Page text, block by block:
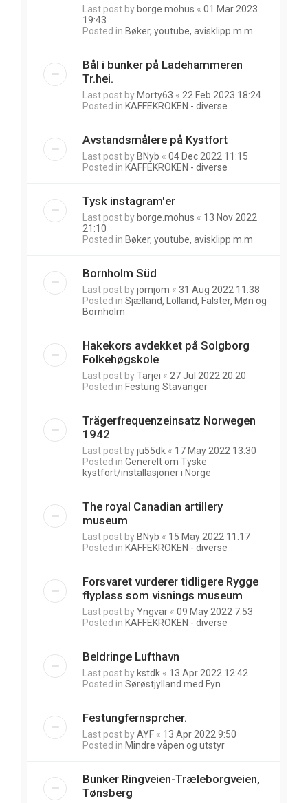
Last post by borge.mohus « 01 Mar 2023
19:43
Posted in Bøker, youtube, avisklipp m.m
Bål i bunker på Ladehammeren
Tr.hei.
Last post by Morty63 « 22 Feb 2023 18:24
Posted in KAFFEKROKEN - diverse
Avstandsmålere på Kystfort
Last post by BNyb « 04 Dec 2022 11:15
Posted in KAFFEKROKEN - diverse
Tysk instagram'er
Last post by borge.mohus « 13 Nov 2022
21:10
Posted in Bøker, youtube, avisklipp m.m
Bornholm Süd
Last post byjomjom « 31 Aug 2022 11:38
Posted in Sjælland, Lolland, Falster, Møn og
Bornholm
Hakekors avdekket på Solgborg
Folkehøgskole
Last post byTarjei « 27 Jul 2022 20:20
Posted in Festung Stavanger
Trägerfrequenzeinsatz Norwegen
1942
Last post byju55dk « 17 May 2022 13:30
Posted in Generelt om Tyske
kystfort/installasjoner i Norge
The royal Canadian artillery
museum
Last post by BNyb « 15 May 2022 11:17
Posted in KAFFEKROKEN - diverse
Forsvaret vurderer tidligere Rygge
flyplass som visnings museum
Last post byYngvar « 09 May 2022 7:53
Posted in KAFFEKROKEN - diverse
Beldringe Lufthavn
Last post by kstdk « 13 Apr 2022 12:42
Posted in Sørøstjylland med Fyn
Festungfernsprcher.
Last post byAYF « 13 Apr 2022 9:50
Posted in Mindre våpen og utstyr
Bunker Ringveien-Træleborgveien,
Tønsberg